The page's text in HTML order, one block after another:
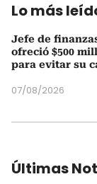
Lo más
Jefe de
ofreció $500
para evitar su
07/08/2026
Últimas